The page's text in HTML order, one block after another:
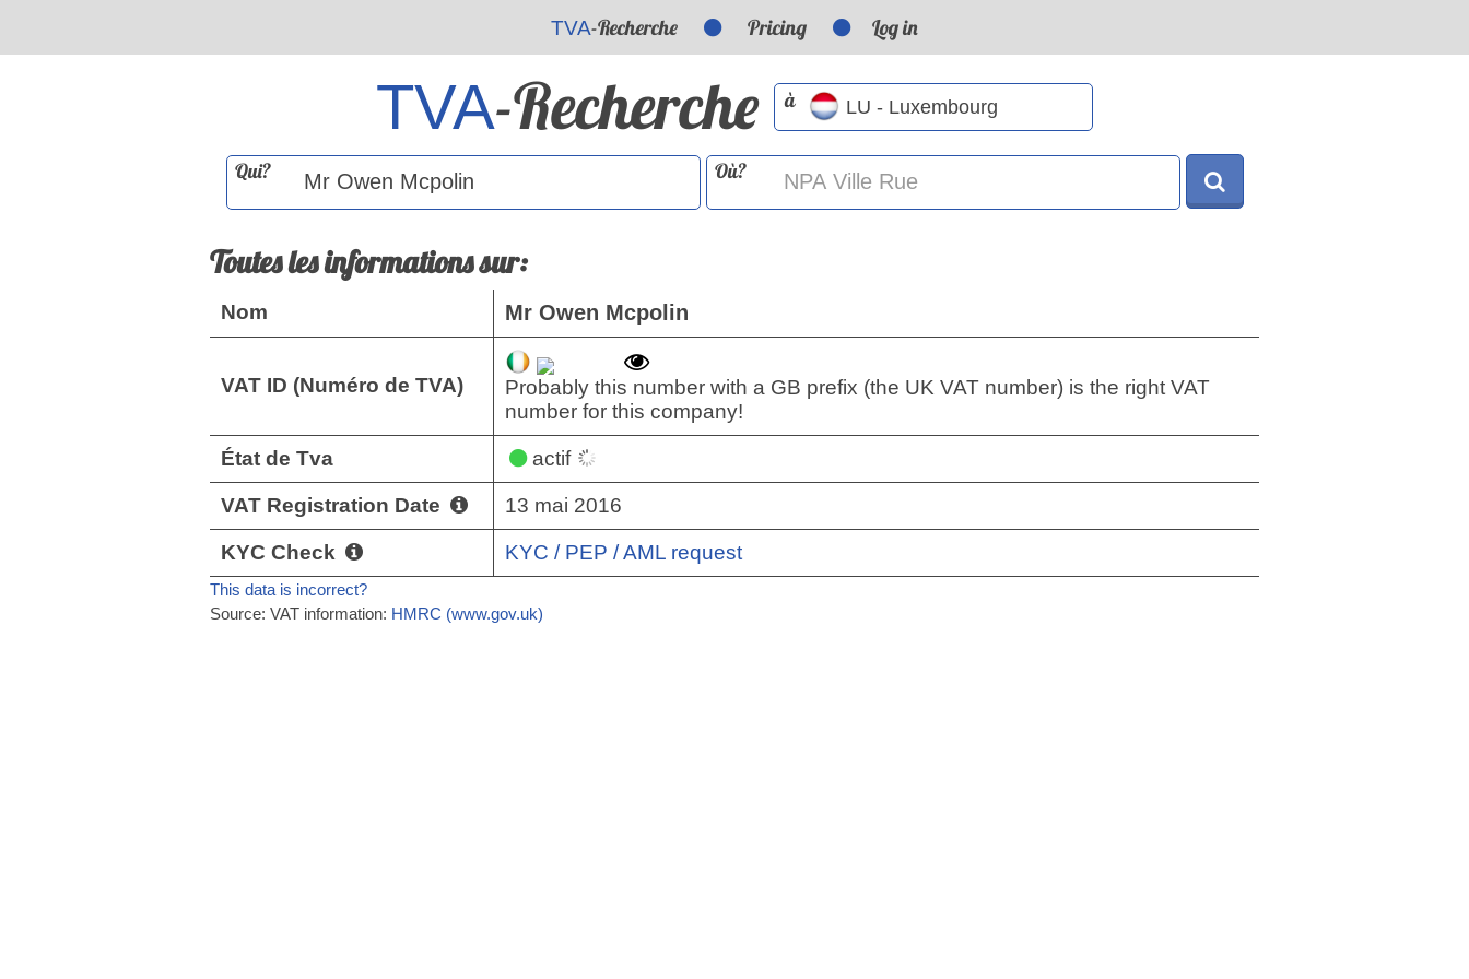
TVA-Recherche Pricing Log in
TVA-Recherche à
Qui? Où?
Toutes les informations sur:
Nom Mr Owen Mcpolin
VAT ID (Numéro de TVA)
Probably this number with a GB prefix (the UK VAT number) is the right VAT
number for this company!
État de Tva actif
VAT Registration Date 13 mai 2016
KYC Check KYC / PEP / AML request
This data is incorrect?
Source: VAT information: HMRC (www.gov.uk)